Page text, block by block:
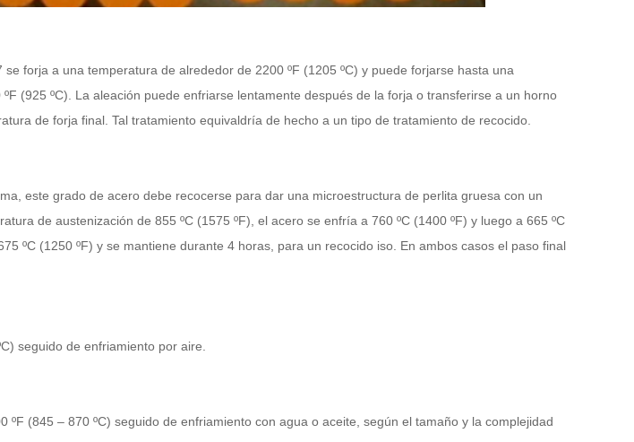
forja a una temperatura de alrededor de 2200 ºF (1205 ºC) y puede forjarse hasta una
(925 ºC). La aleación puede enfriarse lentamente después de la forja o transferirse a un horno
de forja final. Tal tratamiento equivaldría de hecho a un tipo de tratamiento de recocido.
este grado de acero debe recocerse para dar una microestructura de perlita gruesa con un
de austenización de 855 ºC (1575 ºF), el acero se enfría a 760 ºC (1400 ºF) y luego a 665 ºC
ºC (1250 ºF) y se mantiene durante 4 horas, para un recocido iso. En ambos casos el paso final
seguido de enfriamiento por aire.
ºF (845 – 870 ºC) seguido de enfriamiento con agua o aceite, según el tamaño y la complejidad